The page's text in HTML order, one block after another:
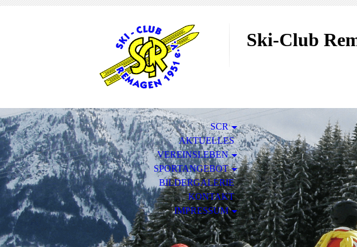
Ski-Club
SCR
AKTUELLES
VEREINSLEBEN
SPORTANGEBOT
BILDERGALERIE
KONTAKT
IMPRESSUM